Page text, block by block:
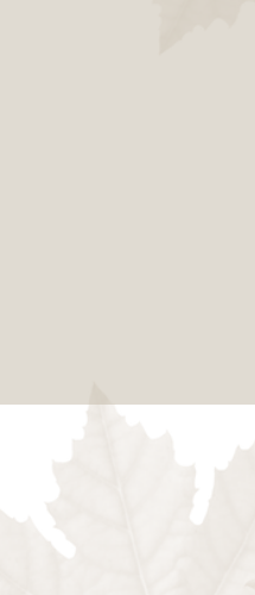
reconèixer i agrair la tasca
millor experiència
literatura en català. El
a la realització col·laborativa
poètica, i mostra
són compatibles amb la
hi ha cerca de sentit, rigor
atractiva que ha sabut
creació. A més, és un element
propostes dels lectors i dels